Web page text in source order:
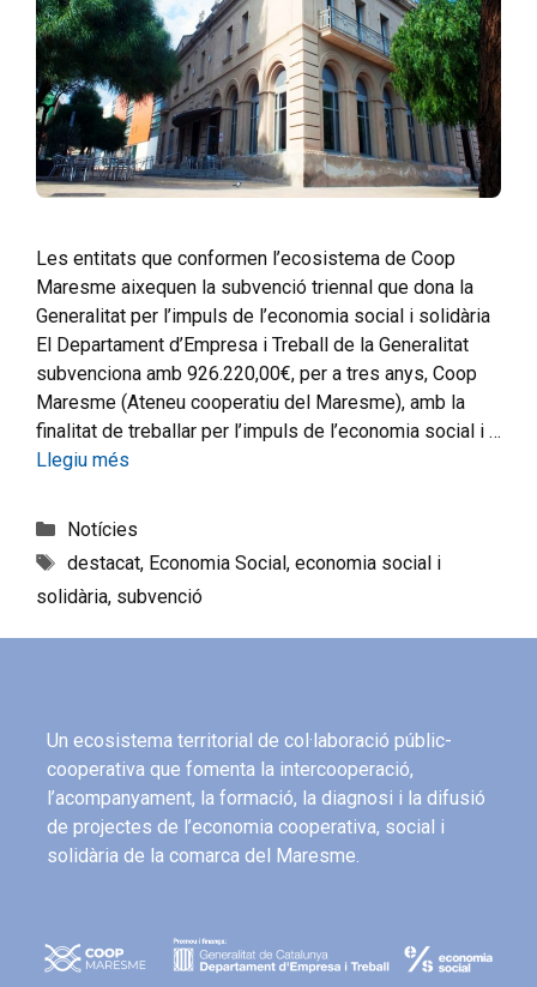
Les entitats que conformen l’ecosistema de Coop
Maresme aixequen la subvenció triennal que dona la
Generalitat per l’impuls de l’economia social i solidària
El Departament d’Empresa i Treball de la Generalitat
subvenciona amb 926.220,00€, per a tres anys, Coop
Maresme (Ateneu cooperatiu del Maresme), amb la
finalitat de treballar per l’impuls de l’economia social i …
Llegiu més
Notícies
destacat, Economia Social, economia social i
solidària, subvenció
Un ecosistema territorial de col·laboració públic-
cooperativa que fomenta la intercooperació,
l’acompanyament, la formació, la diagnosi i la difusió
de projectes de l’economia cooperativa, social i
solidària de la comarca del Maresme.